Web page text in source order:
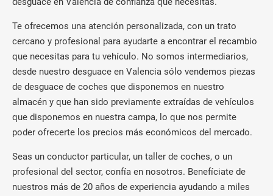
Te ofrecemos una atención personalizada, con un trato
cercano y profesional para ayudarte a encontrar el recambio
que necesitas para tu vehículo. No somos intermediarios,
desde nuestro desguace en Valencia sólo vendemos piezas
de desguace de coches que disponemos en nuestro
almacén y que han sido previamente extraídas de vehículos
que disponemos en nuestra campa, lo que nos permite
poder ofrecerte los precios más económicos del mercado.
Seas un conductor particular, un taller de coches, o un
profesional del sector, confía en nosotros. Benefíciate de
nuestros más de 20 años de experiencia ayudando a miles